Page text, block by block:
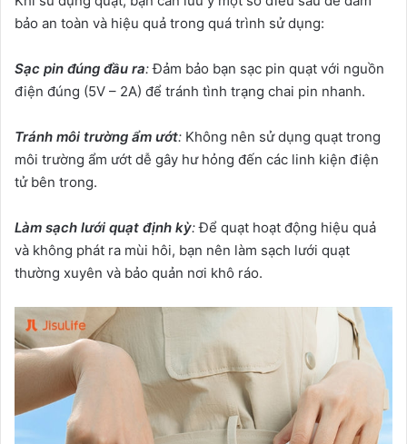
bảo an toàn và hiệu quả trong quá trình sử dụng:
Sạc pin đúng đầu ra:Đảm bảo bạn sạc pin quạt với nguồn
điện đúng (5V – 2A) để tránh tình trạng chai pin nhanh.
Tránh môi trường ẩm ướt: Không nên sử dụng quạt trong
môi trường ẩm ướt dễ gây hư hỏng đến các linh kiện điện
tử bên trong.
Làm sạch lưới quạt định kỳ:Để quạt hoạt động hiệu quả
và không phát ra mùi hôi, bạn nên làm sạch lưới quạt
thường xuyên và bảo quản nơi khô ráo.